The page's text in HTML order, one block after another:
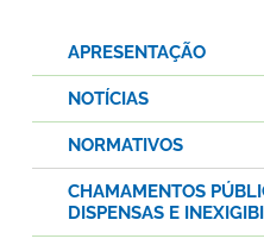
APRESENTAÇÃO
NOTÍCIAS
NORMATIVOS
CHAMAMENTOS
DISPENSAS E